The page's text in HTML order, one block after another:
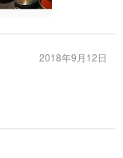
2018年9月12日